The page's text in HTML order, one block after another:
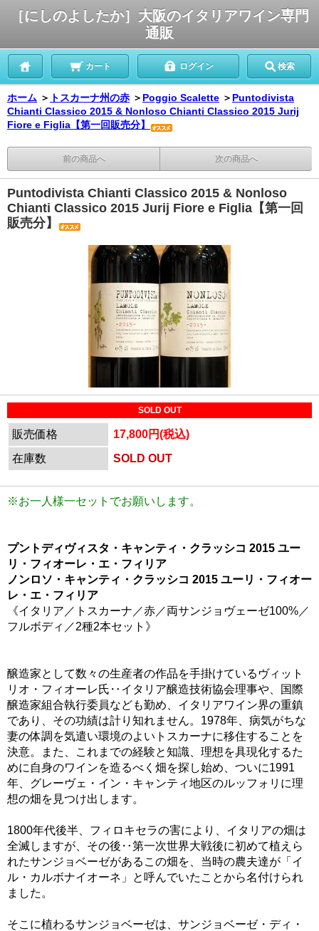
［にしのよしたか］大阪のイタリアワイン専門
通販
カート ログイン 検索
ホーム ＞ トスカーナ州の赤 ＞ Poggio Scalette ＞ Puntodivista
Chianti Classico 2015 & Nonloso Chianti Classico 2015 Jurij
Fiore e Figlia【第一回販売分】
前の商品へ 次の商品へ
Puntodivista Chianti Classico 2015 & Nonloso
Chianti Classico 2015 Jurij Fiore e Figlia【第一回
販売分】
SOLD OUT
販売価格
17,800円(税込)
在庫数
SOLD OUT
※お一人様一セットでお願いします。
プントディヴィスタ・キャンティ・クラッシコ 2015 ユー
リ・フィオーレ・エ・フィリア
ノンロソ・キャンティ・クラッシコ 2015 ユーリ・フィオー
レ・エ・フィリア
《イタリア／トスカーナ／赤／両サンジョヴェーゼ100%／
フルボディ／2種2本セット》
醸造家として数々の生産者の作品を手掛けているヴィット
リオ・フィオーレ氏‥イタリア醸造技術協会理事や、国際
醸造家組合執行委員なども勤め、イタリアワイン界の重鎮
であり、その功績は計り知れません。1978年、病気がちな
妻の体調を気遣い環境のよいトスカーナに移住することを
決意。また、これまでの経験と知識、理想を具現化するた
めに自身のワインを造るべく畑を探し始め、ついに1991
年、グレーヴェ・イン・キャンティ地区のルッフォリに理
想の畑を見つけ出します。
1800年代後半、フィロキセラの害により、イタリアの畑は
全滅しますが、その後‥第一次世界大戦後に初めて植えら
れたサンジョベーゼがあるこの畑を、当時の農夫達が「イ
ル・カルボナイオーネ」と呼んでいたことから名付けられ
ました。
そこに植わるサンジョベーゼは、サンジョベーゼ・ディ・